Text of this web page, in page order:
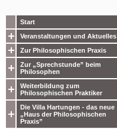
Start
Veranstaltungen und Aktuelles
Zur Philosophischen Praxis
Zur „Sprechstunde” beim
Philosophen
Weiterbildung zum
Philosophischen Praktiker
Die Villa Hartungen - das neue
„Haus der Philosophischen
Praxis”